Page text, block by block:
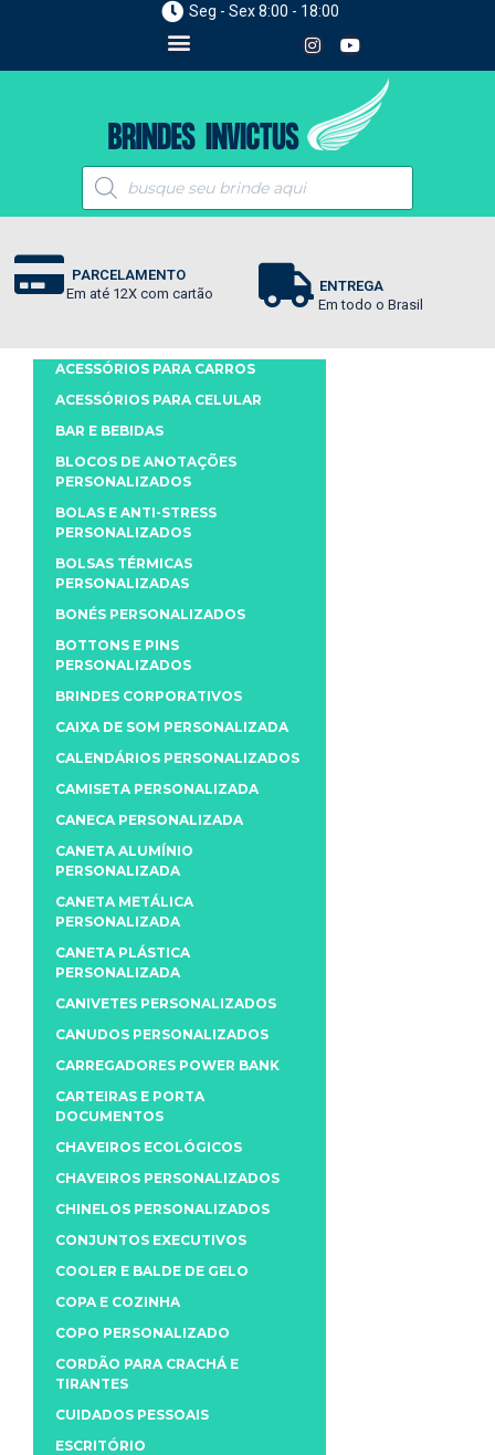
Seg - Sex 8:00 - 18:00
PARCELAMENTO
Em até 12X com cartão
ENTREGA
Em todo o Brasil
ACESSÓRIOS PARA CARROS
ACESSÓRIOS PARA CELULAR
BAR E BEBIDAS
BLOCOS DE ANOTAÇÕES
PERSONALIZADOS
BOLAS E ANTI-STRESS
PERSONALIZADOS
BOLSAS TÉRMICAS
PERSONALIZADAS
BONÉS PERSONALIZADOS
BOTTONS E PINS
PERSONALIZADOS
BRINDES CORPORATIVOS
CAIXA DE SOM PERSONALIZADA
CALENDÁRIOS PERSONALIZADOS
CAMISETA PERSONALIZADA
CANECA PERSONALIZADA
CANETA ALUMÍNIO
PERSONALIZADA
CANETA METÁLICA
PERSONALIZADA
CANETA PLÁSTICA
PERSONALIZADA
CANIVETES PERSONALIZADOS
CANUDOS PERSONALIZADOS
CARREGADORES POWER BANK
CARTEIRAS E PORTA
DOCUMENTOS
CHAVEIROS ECOLÓGICOS
CHAVEIROS PERSONALIZADOS
CHINELOS PERSONALIZADOS
CONJUNTOS EXECUTIVOS
COOLER E BALDE DE GELO
COPA E COZINHA
COPO PERSONALIZADO
CORDÃO PARA CRACHÁ E
TIRANTES
CUIDADOS PESSOAIS
ESCRITÓRIO